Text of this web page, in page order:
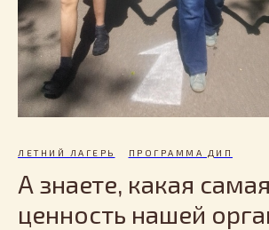
ЛЕТНИЙ ЛАГЕРЬ ПРОГРАММА ДИП
А знаете, какая
ценность нашей